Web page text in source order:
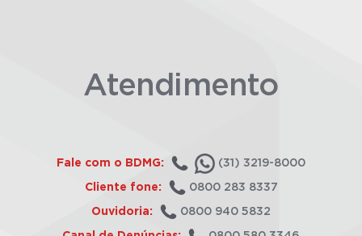
Atendimento
Fale com o BDMG: (31) 3219-8000
Cliente fone: 0800 283 8337
Ouvidoria: 0800 940 5832